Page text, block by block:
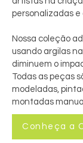
personalizadas e
Nossa coleção
usando argilas
diminuem o
Todas as peças
modeladas,
montadas
Conheça a